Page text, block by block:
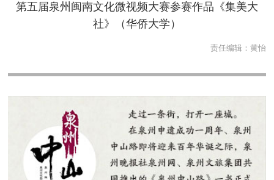
第五届泉州闽南文化微视频大赛参赛作品 《集美大
社》
（华侨大学）
责任编辑： 黄怡